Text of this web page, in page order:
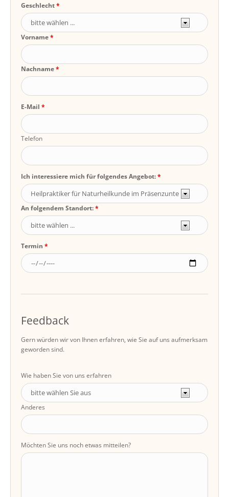
Geschlecht
Vorname
Nachname
E-Mail
Telefon
Ich interessiere mich für folgendes Angebot:
An folgendem Standort:
Termin
Feedback
Gern würden wir von Ihnen erfahren, wie Sie auf uns aufmerksam
geworden sind.
Wie haben Sie von uns erfahren
Anderes
Möchten Sie uns noch etwas mitteilen?